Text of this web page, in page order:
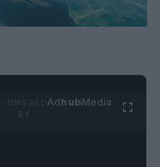
AdhubMedia